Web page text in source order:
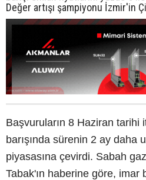
Değer artışı şampiyonu İzmir'in
Başvuruların 8 Haziran tarihi
barışında sürenin 2 ay daha
piyasasına çevirdi. Sabah
Tabak'ın haberine göre, imar